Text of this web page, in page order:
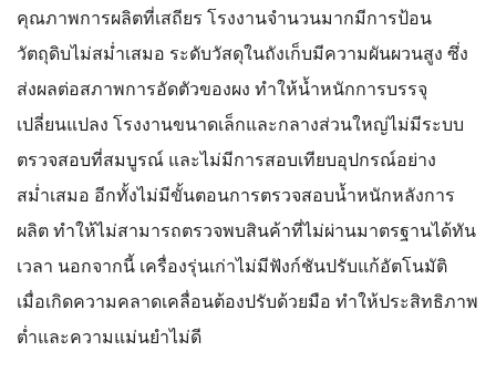
คุณภาพการผลิตที่เสถียร โรงงานจำนวนมากมีการป้อน
วัตถุดิบไม่สม่ำเสมอ ระดับวัสดุในถังเก็บมีความผันผวนสูง ซึ่ง
ส่งผลต่อสภาพการอัดตัวของผง ทำให้น้ำหนักการบรรจุ
เปลี่ยนแปลง โรงงานขนาดเล็กและกลางส่วนใหญ่ไม่มีระบบ
ตรวจสอบที่สมบูรณ์ และไม่มีการสอบเทียบอุปกรณ์อย่าง
สม่ำเสมอ อีกทั้งไม่มีขั้นตอนการตรวจสอบน้ำหนักหลังการ
ผลิต ทำให้ไม่สามารถตรวจพบสินค้าที่ไม่ผ่านมาตรฐานได้ทัน
เวลา นอกจากนี้ เครื่องรุ่นเก่าไม่มีฟังก์ชันปรับแก้อัตโนมัติ
เมื่อเกิดความคลาดเคลื่อนต้องปรับด้วยมือ ทำให้ประสิทธิภาพ
ต่ำและความแม่นยำไม่ดี